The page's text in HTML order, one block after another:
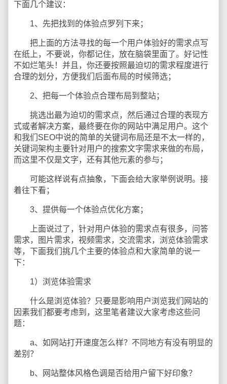
下面几个建议：
1、先把找到的体验点罗列下来；
把上面的方法寻找的每一个用户体验好的需求点写
在纸上，不要说，你都记住，放在脑袋里面了。好记性
不如烂笔头！并且，你还要按照最迫切的需求程度进行
合理的划分，方便我们后面布局的时候筛选；
2、把每一个体验点合理布局到整站；
挑选出最为迫切的需求点，然后通过合理的表现方
式或者解决方案，最终要在你的网站中满足用户。这个
和我们SEO中说的简单的关键词布局还是不太一样的，
关键词架构主要针对用户的搜索文字需求来做的布局，
而这里不仅是文字，还有其他元素的参与；
可能这样说有点抽象，下面会给大家举例说明。接
着往下看；
3、提供每一个体验点优化方案；
上面说过了，针对用户体验的需求点有很多，问答
需求，图片需求，视频需求，交流需求，浏览体验需求
等，下面我们挑几个主要的体验点和大家简单的说一
下：
1）浏览体验需求
什么是浏览体验？只要是影响用户浏览我们网站的
因素我们都要考虑到，这里笔者建议大家考虑这些问
题：
a、如网站打开速度怎么样？不同地方有没有明显的
差别？
b、网站整体风格色调是否给用户留下好印象？